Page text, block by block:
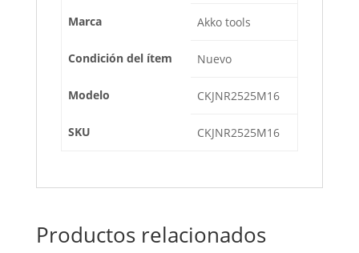
Marca Akko tools
Condición del ítem Nuevo
Modelo CKJNR2525M16
SKU CKJNR2525M16
Productos relacionados